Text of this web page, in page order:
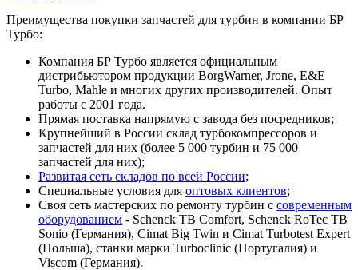
Преимущества покупки запчастей для турбин в компании БР
Турбо:
Компания БР Турбо является официальным
дистрибьютором продукции BorgWarner, Jrone, E&E
Turbo, Mahle и многих других производителей. Опыт
работы с 2001 года.
Прямая поставка напрямую с завода без посредников;
Крупнейший в России склад турбокомпрессоров и
запчастей для них (более 5 000 турбин и 75 000
запчастей для них);
Развитая сеть складов по всей России;
Специальные условия для оптовых клиентов;
Своя сеть мастерских по ремонту турбин с современным
оборудованием - Schenck TB Comfort, Schenck RoTec TB
Sonio (Германия), Cimat Big Twin и Cimat Turbotest Expert
(Польша), станки марки Turboclinic (Португалия) и
Viscom (Германия).